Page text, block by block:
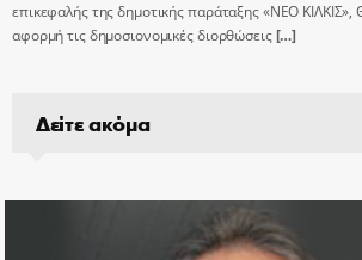
επικεφαλής της δημοτικής παράταξης «ΝΕΟ
αφορμή τις δημοσιονομικές διορθώσεις[…]
Δείτε ακόμα